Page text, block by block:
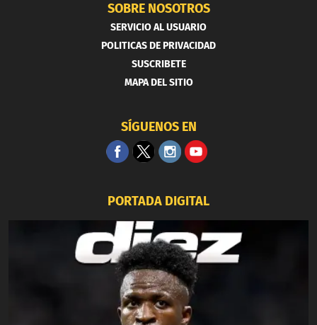
SOBRE NOSOTROS
SERVICIO AL USUARIO
POLITICAS DE PRIVACIDAD
SUSCRIBETE
MAPA DEL SITIO
SÍGUENOS EN
PORTADA DIGITAL